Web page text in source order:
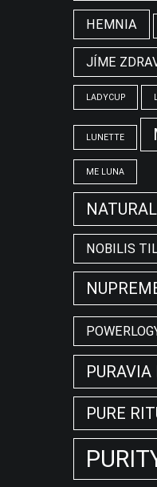
HEMNIA
JÍME
LADYCUP
LUNETTE
ME LUNA
NOBILIS
PURAVIA
PURE